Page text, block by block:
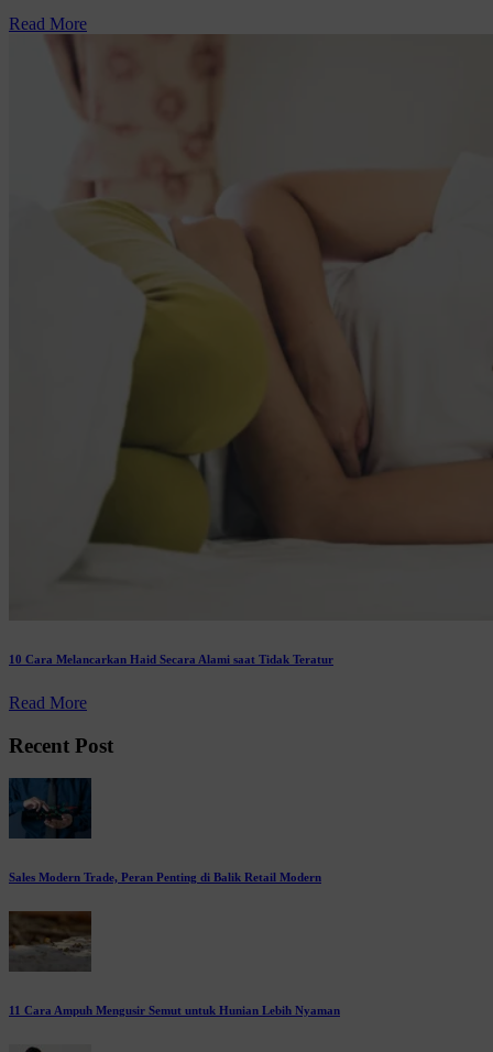
Read More
10 Cara Melancarkan Haid Secara Alami saat Tidak Teratur
Read More
Recent Post
Sales Modern Trade, Peran Penting di Balik Retail Modern
11 Cara Ampuh Mengusir Semut untuk Hunian Lebih Nyaman